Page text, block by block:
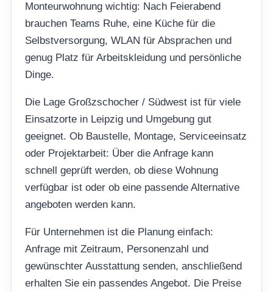
Monteurwohnung wichtig: Nach Feierabend
brauchen Teams Ruhe, eine Küche für die
Selbstversorgung, WLAN für Absprachen und
genug Platz für Arbeitskleidung und persönliche
Dinge.
Die Lage Großzschocher / Südwest ist für viele
Einsatzorte in Leipzig und Umgebung gut
geeignet. Ob Baustelle, Montage, Serviceeinsatz
oder Projektarbeit: Über die Anfrage kann
schnell geprüft werden, ob diese Wohnung
verfügbar ist oder ob eine passende Alternative
angeboten werden kann.
Für Unternehmen ist die Planung einfach:
Anfrage mit Zeitraum, Personenzahl und
gewünschter Ausstattung senden, anschließend
erhalten Sie ein passendes Angebot. Die Preise